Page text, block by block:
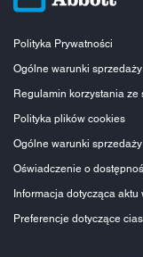
Polityka Prywatności
Ogólne warunki
Regulamin korzystania ze
Polityka plików cookies
Ogólne warunki
Oświadczenie o
Informacja dotycząca
Preferencje dotyczące